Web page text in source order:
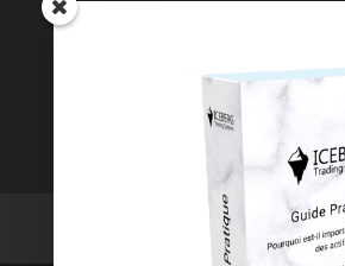
Lexique
Mentions Légales